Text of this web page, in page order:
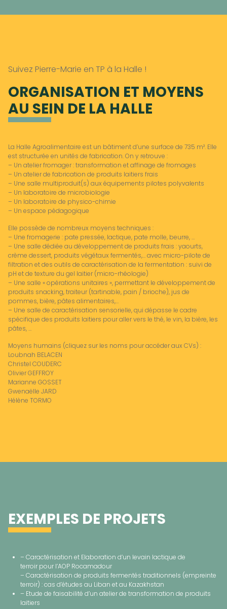
Suivez Pierre-Marie en TP à la Halle !
ORGANISATION ET MOYENS
AU SEIN DE LA HALLE
La Halle Agroalimentaire est un bâtiment d’une surface de 735 m². Elle
est structurée en unités de fabrication. On y retrouve :
– Un atelier fromager : transformation et affinage de fromages
– Un atelier de fabrication de produits laitiers frais
– Une salle multiproduit(s) aux équipements pilotes polyvalents
– Un laboratoire de microbiologie
– Un laboratoire de physico-chimie
– Un espace pédagogique​
Elle possède de nombreux moyens techniques :
– Une fromagerie : pate pressée, lactique, pate molle, beurre, …​
– Une salle dédiée au développement de produits frais : yaourts,
crème dessert, produits végétaux fermentés,…​ avec micro-pilote de
filtration​ et des outils de caractérisation de la fermentation : suivi de
pH et de texture du gel laitier (micro-rhéologie)​
– Une salle « opérations unitaires », permettant le développement de
produits snacking, traiteur (tartinable, pain / brioche)​, jus de
pommes, bière, pâtes alimentaires​,…
– Une salle de caractérisation sensorielle, qui dépasse le cadre
spécifique des produits laitiers pour aller vers le thé, le vin, la bière, les
pâtes, …
Moyens humains (cliquez sur les noms pour accéder aux CVs) :
Loubnah BELACEN
Christel COUDERC
Olivier GEFFROY
Marianne GOSSET
Gwenaëlle JARD
Hélène TORMO
EXEMPLES DE PROJETS
– Caractérisation et Elaboration d’un levain lactique de
terroir pour l’AOP Rocamadour ​
– Caractérisation de produits fermentés traditionnels (empreinte
terroir) : cas d’études au Liban et au Kazakhstan ​
– Etude de faisabilité d’un atelier de transformation de produits
laitiers​